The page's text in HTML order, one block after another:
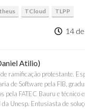
TCloud TLPP
14
Atilio)
ramificação protestante.
de Software pela FIB,
pela FATEC Bauru e técnico
da Unesp. Entusiasta de